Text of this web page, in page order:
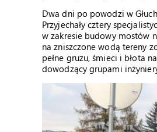
Dwa dni po powodzi w
Przyjechały cztery
w zakresie budowy mostów
na zniszczone wodą tereny
pełne gruzu, śmieci i błota
dowodzący grupami